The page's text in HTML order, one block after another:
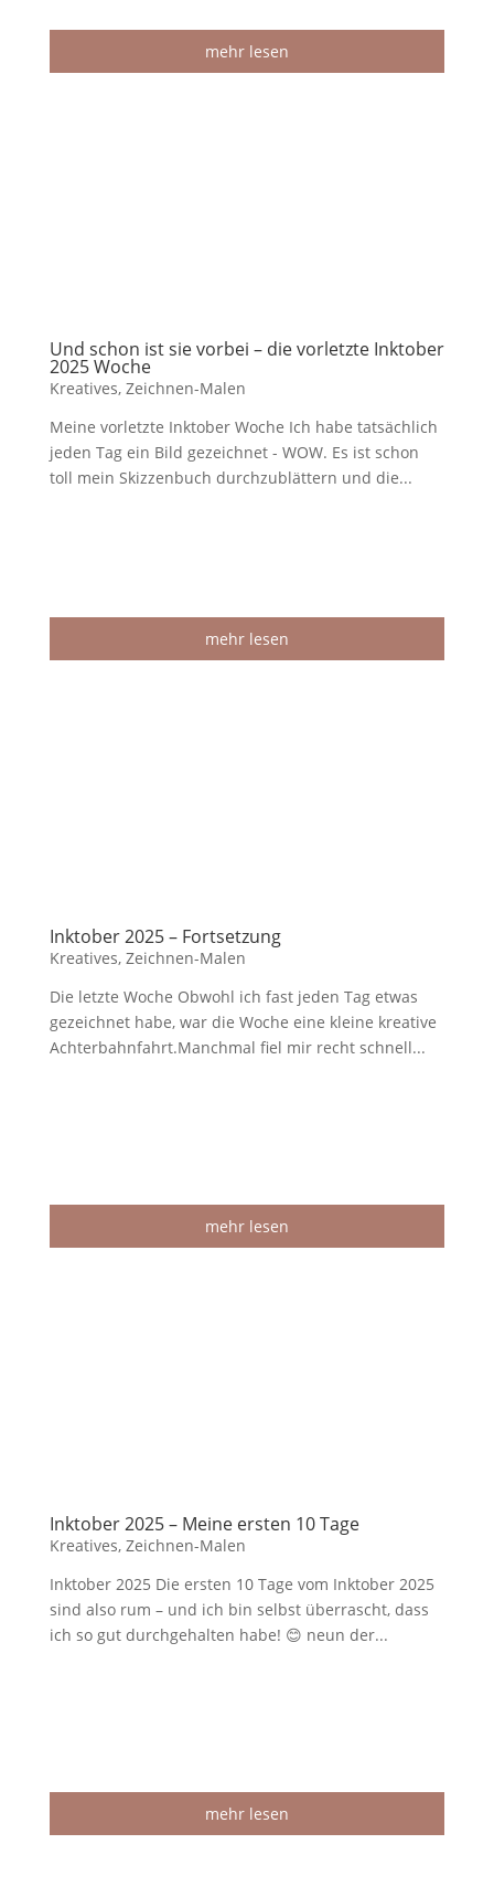
mehr lesen
Und schon ist sie vorbei – die vorletzte Inktober
2025 Woche
Kreatives, Zeichnen-Malen
Meine vorletzte Inktober Woche Ich habe tatsächlich
jeden Tag ein Bild gezeichnet - WOW. Es ist schon
toll mein Skizzenbuch durchzublättern und die...
mehr lesen
Inktober 2025 – Fortsetzung
Kreatives, Zeichnen-Malen
Die letzte Woche Obwohl ich fast jeden Tag etwas
gezeichnet habe, war die Woche eine kleine kreative
Achterbahnfahrt.Manchmal fiel mir recht schnell...
mehr lesen
Inktober 2025 – Meine ersten 10 Tage
Kreatives, Zeichnen-Malen
Inktober 2025 Die ersten 10 Tage vom Inktober 2025
sind also rum – und ich bin selbst überrascht, dass
ich so gut durchgehalten habe! 😊 neun der...
mehr lesen